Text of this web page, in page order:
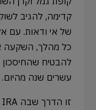
קדימה, להגיב
של אי ודאות. עם
כל מהלך, השקעה
להבטיח שהחיסכון
עשרים שנה מהיום.